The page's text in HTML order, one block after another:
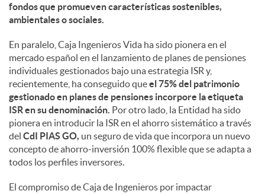
fondos que promueven características sostenibles,
ambientales o sociales.
En paralelo, Caja Ingenieros Vida ha sido pionera en el
mercado español en el lanzamiento de planes de pensiones
individuales gestionados bajo una estrategia ISR y,
recientemente, ha conseguido queel 75% del patrimonio
gestionado en planes de pensiones incorpore la etiqueta
ISR en su denominación. Por otro lado, la Entidad ha sido
pionera en introducir la ISR en el ahorro sistemático a través
del CdI PIAS GO, un seguro de vida que incorpora un nuevo
concepto de ahorro-inversión 100% flexible que se adapta a
todos los perfiles inversores.
El compromiso de Caja de Ingenieros por impactar